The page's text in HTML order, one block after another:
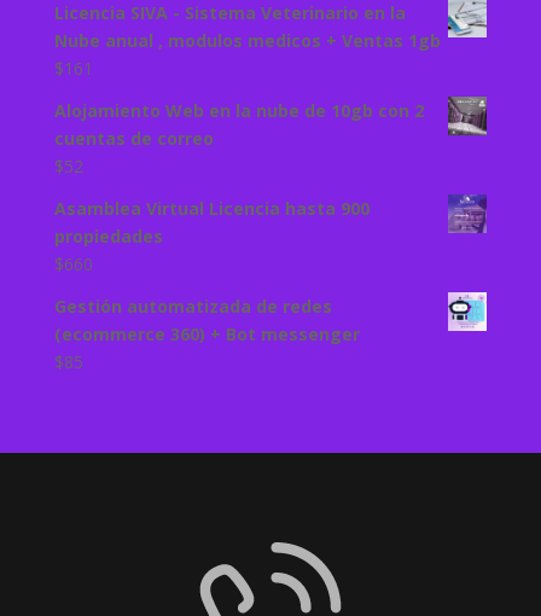
Licencia SIVA - Sistema Veterinario en la
Nube anual , modulos medicos + Ventas 1gb
$161
Alojamiento Web en la nube de 10gb con 2
cuentas de correo
$52
Asamblea Virtual Licencia hasta 900
propiedades
$660
Gestión automatizada de redes
(ecommerce 360) + Bot messenger
$85